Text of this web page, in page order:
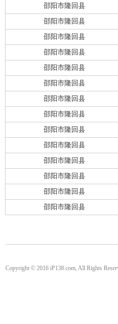
邵阳市隆回县
邵阳市隆回县
邵阳市隆回县
邵阳市隆回县
邵阳市隆回县
邵阳市隆回县
邵阳市隆回县
邵阳市隆回县
邵阳市隆回县
邵阳市隆回县
邵阳市隆回县
邵阳市隆回县
邵阳市隆回县
邵阳市隆回县
Copyright © 2016 iP138.com, All Rights